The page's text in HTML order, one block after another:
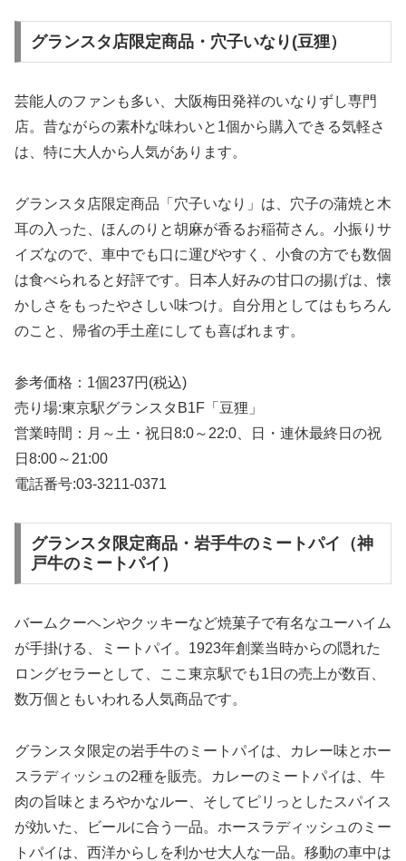
グランスタ店限定商品・穴子いなり(豆狸）
芸能人のファンも多い、大阪梅田発祥のいなりずし専門
店。昔ながらの素朴な味わいと1個から購入できる気軽さ
は、特に大人から人気があります。
グランスタ店限定商品「穴子いなり」は、穴子の蒲焼と木
耳の入った、ほんのりと胡麻が香るお稲荷さん。小振りサ
イズなので、車中でも口に運びやすく、小食の方でも数個
は食べられると好評です。日本人好みの甘口の揚げは、懐
かしさをもったやさしい味つけ。自分用としてはもちろん
のこと、帰省の手土産にしても喜ばれます。
参考価格：1個237円(税込)
売り場:東京駅グランスタB1F「豆狸」
営業時間：月～土・祝日8:0～22:0、日・連休最終日の祝
日8:00～21:00
電話番号:03-3211-0371
グランスタ限定商品・岩手牛のミートパイ（神
戸牛のミートパイ）
バームクーヘンやクッキーなど焼菓子で有名なユーハイム
が手掛ける、ミートパイ。1923年創業当時からの隠れた
ロングセラーとして、ここ東京駅でも1日の売上が数百、
数万個ともいわれる人気商品です。
グランスタ限定の岩手牛のミートパイは、カレー味とホー
スラディッシュの2種を販売。カレーのミートパイは、牛
肉の旨味とまろやかなルー、そしてピリっとしたスパイス
が効いた、ビールに合う一品。ホースラディッシュのミー
トパイは、西洋からしを利かせ大人な一品。移動の車中は